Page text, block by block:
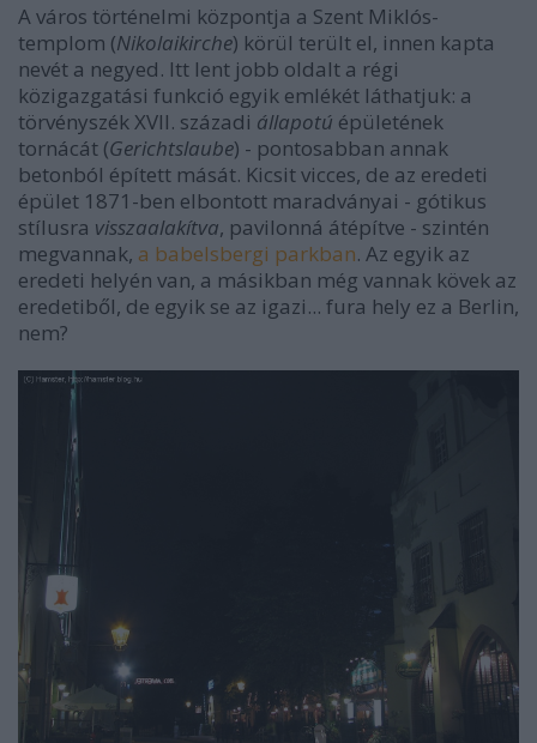
A város történelmi központja a Szent Miklós-
templom (Nikolaikirche) körül terült el, innen kapta
nevét a negyed. Itt lent jobb oldalt a régi
közigazgatási funkció egyik emlékét láthatjuk: a
törvényszék XVII. századi állapotú épületének
tornácát (Gerichtslaube) - pontosabban annak
betonból épített mását. Kicsit vicces, de az eredeti
épület 1871-ben elbontott maradványai - gótikus
stílusra visszaalakítva, pavilonná átépítve - szintén
megvannak, a babelsbergi parkban. Az egyik az
eredeti helyén van, a másikban még vannak kövek az
eredetiből, de egyik se az igazi... fura hely ez a Berlin,
nem?